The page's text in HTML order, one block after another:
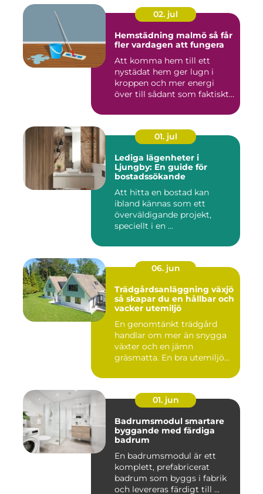
02. jul
Hemstädning malmö så får
fler vardagen att fungera
Att komma hem till ett
nystädat hem ger lugn i
kroppen och mer energi
över till sådant som faktiskt
01. jul
Lediga lägenheter i
Ljungby: En guide för
bostadssökande
Att hitta en bostad kan
ibland kännas som ett
överväldigande projekt,
speciellt i en ...
06. jun
Trädgårdsanläggning växjö
så skapar du en hållbar och
vacker utemiljö
En genomtänkt trädgård
handlar om mer än snygga
växter och en jämn
gräsmatta. En bra utemiljö
01. jun
Badrumsmodul smartare
byggande med färdiga
badrum
En badrumsmodul är ett
komplett, prefabricerat
badrum som byggs i fabrik
och levereras färdigt till ...